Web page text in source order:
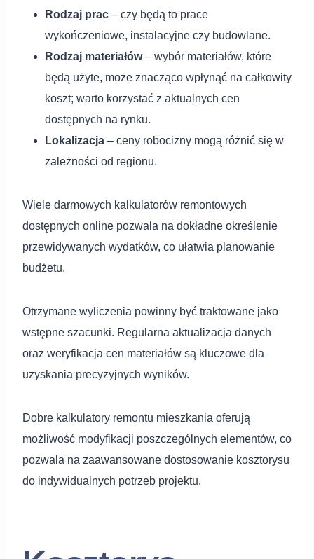
Rodzaj prac – czy będą to prace
wykończeniowe, instalacyjne czy budowlane.
Rodzaj materiałów– wybór materiałów, które
będą użyte, może znacząco wpłynąć na całkowity
koszt; warto korzystać z aktualnych cen
dostępnych na rynku.
Lokalizacja – ceny robocizny mogą różnić się w
zależności od regionu.
Wiele darmowych kalkulatorów remontowych
dostępnych online pozwala na dokładne określenie
przewidywanych wydatków, co ułatwia planowanie
budżetu.
Otrzymane wyliczenia powinny być traktowane jako
wstępne szacunki. Regularna aktualizacja danych
oraz weryfikacja cen materiałów są kluczowe dla
uzyskania precyzyjnych wyników.
Dobre kalkulatory remontu mieszkania oferują
możliwość modyfikacji poszczególnych elementów, co
pozwala na zaawansowane dostosowanie kosztorysu
do indywidualnych potrzeb projektu.